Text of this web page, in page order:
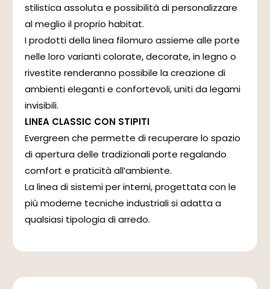
stilistica assoluta e possibilità di personalizzare
al meglio il proprio habitat.
I prodotti della linea filomuro assieme alle porte
nelle loro varianti colorate, decorate, in legno o
rivestite renderanno possibile la creazione di
ambienti eleganti e confortevoli, uniti da legami
invisibili.
LINEA CLASSIC CON STIPITI
Evergreen che permette di recuperare lo spazio
di apertura delle tradizionali porte regalando
comfort e praticità all’ambiente.
La linea di sistemi per interni, progettata con le
più moderne tecniche industriali si adatta a
qualsiasi tipologia di arredo.